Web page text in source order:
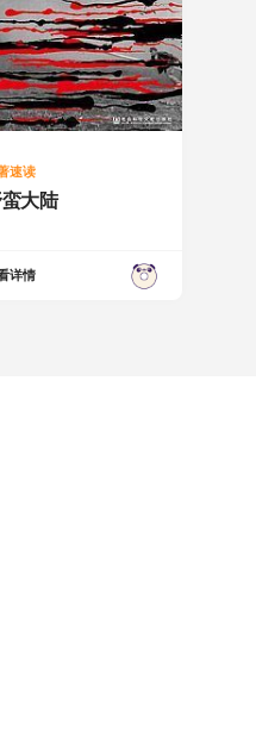
速读
大陆
详情